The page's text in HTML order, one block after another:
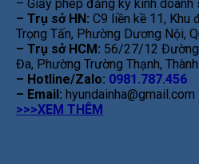
– Giấy phép đăng ký kinh doanh
– Trụ sở HN: C9 liền kề 11, Khu
Trọng Tấn, Phường Dương Nội,
– Trụ sở HCM: 56/27/12 Đường
Đa, Phường Trường Thạnh,
– Hotline/Zalo: 0981.787.456
– Email: hyundainha@gmail.com
>>>XEM THÊM